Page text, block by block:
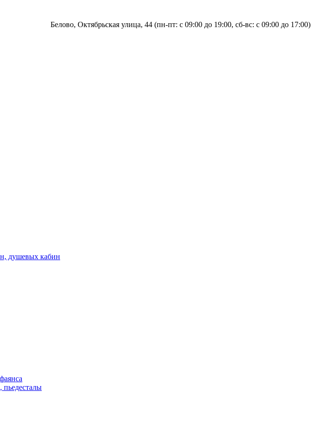
Белово, Октябрьская улица, 44 (пн-пт: с 09:00 до 19:00, сб-вс: с 09:00 до 17:00)
душевых кабин